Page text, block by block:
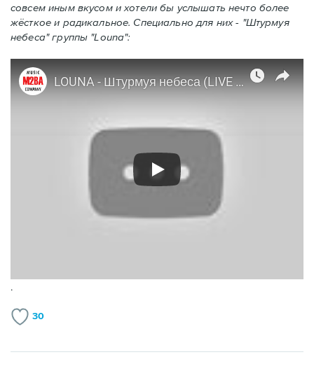
совсем иным вкусом и хотели бы услышать нечто более
жёсткое и радикальное. Специально для них - "Штурмуя
небеса" группы "Louna":
.
30